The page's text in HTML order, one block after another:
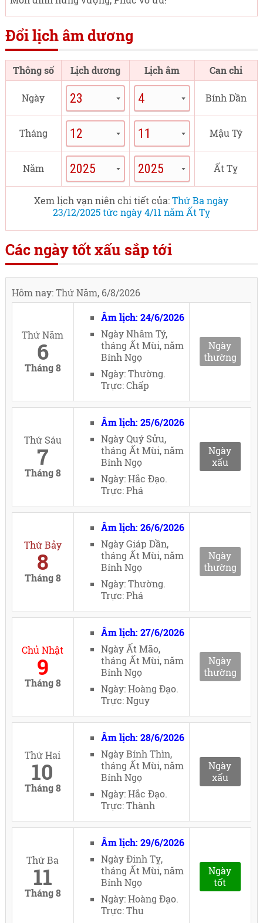
Đổi lịch âm dương
Thông số Lịch dương Lịch âm Can chi
Ngày Bính Dần
Tháng Mậu Tý
Năm Ất Tỵ
Xem lịch vạn niên chi tiết của:Thứ Ba ngày
23/12/2025 tức ngày 4/11 năm Ất Tỵ
Các ngày tốt xấu sắp tới
Hôm nay: Thứ Năm, 6/8/2026
Thứ Năm
6
Tháng 8
Âm lịch: 24/6/2026
Ngày Nhâm Tý,
tháng Ất Mùi, năm
Bính Ngọ
Ngày: Thường.
Trực: Chấp
Ngày
thường
Thứ Sáu
7
Tháng 8
Âm lịch: 25/6/2026
Ngày Quý Sửu,
tháng Ất Mùi, năm
Bính Ngọ
Ngày: Hắc Đạo.
Trực: Phá
Ngày
xấu
Thứ Bảy
8
Tháng 8
Âm lịch: 26/6/2026
Ngày Giáp Dần,
tháng Ất Mùi, năm
Bính Ngọ
Ngày: Thường.
Trực: Phá
Ngày
thường
Chủ Nhật
9
Tháng 8
Âm lịch: 27/6/2026
Ngày Ất Mão,
tháng Ất Mùi, năm
Bính Ngọ
Ngày: Hoàng Đạo.
Trực: Nguy
Ngày
thường
Thứ Hai
10
Tháng 8
Âm lịch: 28/6/2026
Ngày Bính Thìn,
tháng Ất Mùi, năm
Bính Ngọ
Ngày: Hắc Đạo.
Trực: Thành
Ngày
xấu
Thứ Ba
11
Tháng 8
Âm lịch: 29/6/2026
Ngày Đinh Tỵ,
tháng Ất Mùi, năm
Bính Ngọ
Ngày: Hoàng Đạo.
Trực: Thu
Ngày
tốt